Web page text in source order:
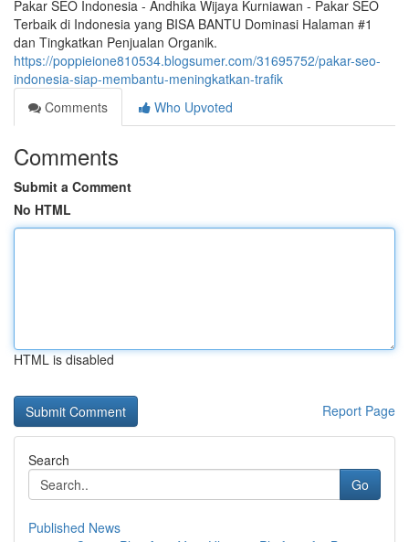
Pakar SEO Indonesia - Andhika Wijaya Kurniawan - Pakar SEO
Terbaik di Indonesia yang BISA BANTU Dominasi Halaman #1
dan Tingkatkan Penjualan Organik.
https://poppieione810534.blogsumer.com/31695752/pakar-seo-
indonesia-siap-membantu-meningkatkan-trafik
Comments
Who Upvoted
Comments
Submit a Comment
No HTML
HTML is disabled
Report Page
Search
Go
Published News